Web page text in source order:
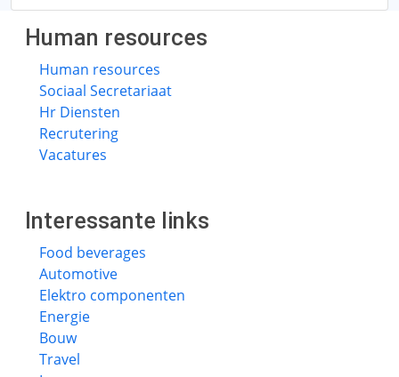
Human resources
Human resources
Sociaal Secretariaat
Hr Diensten
Recrutering
Vacatures
Interessante links
Food beverages
Automotive
Elektro componenten
Energie
Bouw
Travel